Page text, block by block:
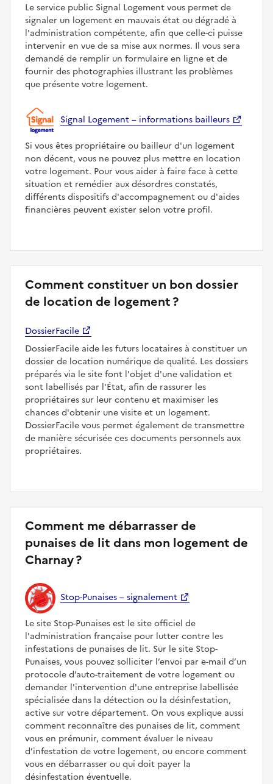
Le service public Signal Logement vous permet de
signaler un logement en mauvais état ou dégradé à
l'administration compétente, afin que celle-ci puisse
intervenir en vue de sa mise aux normes. Il vous sera
demandé de remplir un formulaire en ligne et de
fournir des photographies illustrant les problèmes
que présente votre logement.
Signal Logement – informations bailleurs
Si vous êtes propriétaire ou bailleur d'un logement
non décent, vous ne pouvez plus mettre en location
votre logement. Pour vous aider à faire face à cette
situation et remédier aux désordres constatés,
différents dispositifs d'accompagnement ou d'aides
financières peuvent exister selon votre profil.
Comment constituer un bon dossier
de location de logement ?
DossierFacile
DossierFacile aide les futurs locataires à constituer un
dossier de location numérique de qualité. Les dossiers
préparés via le site font l'objet d'une validation et
sont labellisés par l'État, afin de rassurer les
propriétaires sur leur contenu et maximiser les
chances d'obtenir une visite et un logement.
DossierFacile vous permet également de transmettre
de manière sécurisée ces documents personnels aux
propriétaires.
Comment me débarrasser de
punaises de lit dans mon logement de
Charnay ?
Stop-Punaises – signalement
Le site Stop-Punaises est le site officiel de
l'administration française pour lutter contre les
infestations de punaises de lit. Sur le site Stop-
Punaises, vous pouvez solliciter l’envoi par e-mail d’un
protocole d’auto-traitement de votre logement ou
demander l'intervention d'une entreprise labellisée
spécialisée dans la détection ou la désinfestation,
active sur votre département. On vous explique aussi
comment reconnaître des punaises de lit, comment
vous en prémunir, comment évaluer le niveau
d’infestation de votre logement, ou encore comment
vous en débarrasser ou qui doit payer la
désinfestation éventuelle.